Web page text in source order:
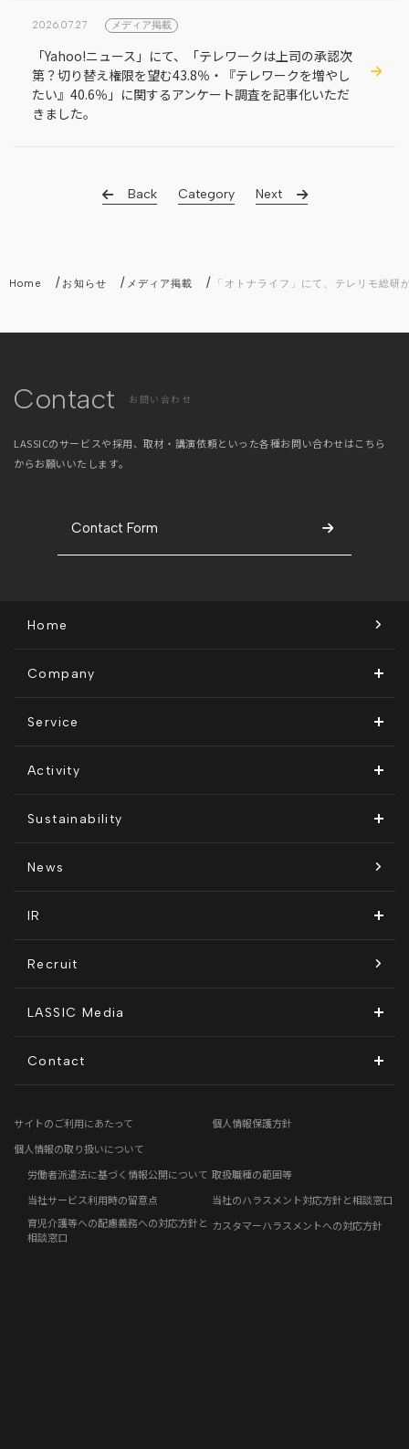
2026.07.27 メディア掲載
「Yahoo!ニュース」にて、「テレワークは上司の承認次
第？切り替え権限を望む43.8％・『テレワークを増やし
たい』40.6％」に関するアンケート調査を記事化いただ
きました。
Back Category Next
Home / お知らせ / メディア掲載 / 「オトナライフ」にて、テレリモ総
Contact お問い合わせ
LASSICのサービスや採用、取材・講演依頼といった各種お問い合わせはこちら
からお願いいたします。
Contact Form
Home
Company
ビジョン・ミッション
会社概要
沿革
Service
Remogu（リモグ）・リラシク
Remoguフリーランス
Activity
メディア運営
テレリモ総研
Sustainability
SDGsに対する取り組み
コンプライアンス推進体制
News
IR
開示情報
コーポレート・ガバナンス
Recruit
LASSIC Media
地方創生コラム
お客さまの声
社員の声
事例紹介
Contact
サイトのご利用にあたって
個人情報保護方針
個人情報の取り扱いについて
労働者派遣法に基づく情報公開について 取扱職種の範囲等
当社サービス利用時の留意点
当社のハラスメント対応方針と相談窓口
育児介護等への配慮義務への対応方針と
相談窓口
カスタマーハラスメントへの対応方針